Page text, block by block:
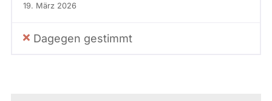
19. März 2026
Dagegen gestimmt